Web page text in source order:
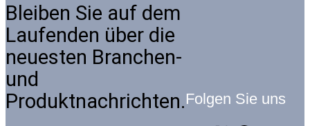
Bleiben Sie auf dem
Laufenden über die
neuesten Branchen-
und
Produktnachrichten.Folgen Sie uns